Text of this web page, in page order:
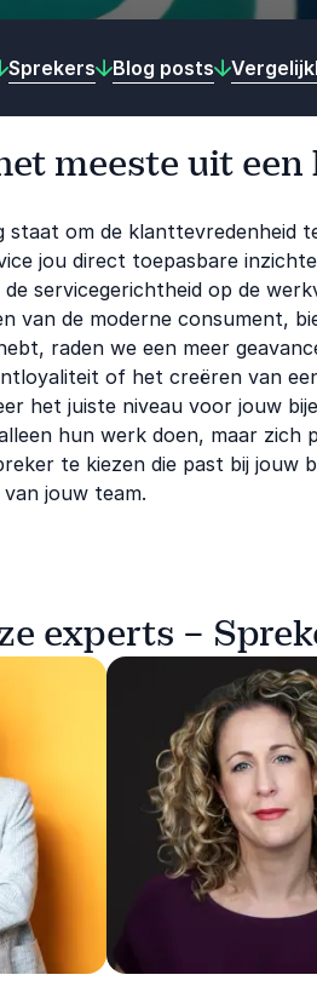
Sprekers Blog posts
meeste uit
staat om de
jou direct toepasbare
servicegerichtheid op de
van de moderne consument,
raden we een meer
of het creëren van
het juiste niveau voor jouw
hun werk doen, maar
te kiezen die past bij jouw
jouw team.
experts –